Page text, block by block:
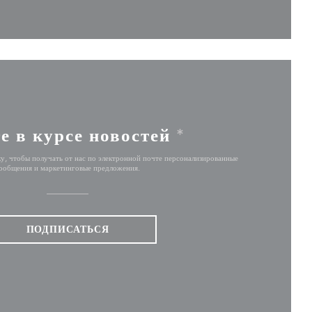
в курсе новостей *
чтобы получать от нас по электронной почте персонализированные
и маркетинговые предложения.
ПОДПИСАТЬСЯ